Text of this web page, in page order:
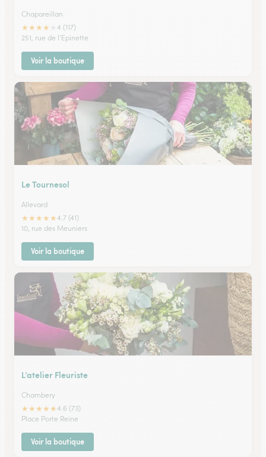
Chapareillan
★★★★
4 (117)
251, rue de l'Epinette
Voir la boutique
Le Tournesol
Allevard
★★★★★4.7 (41)
10, rue des Meuniers
Voir la boutique
L’atelier Fleuriste
Chambery
★★★★★4.6 (73)
Place Porte Reine
Voir la boutique